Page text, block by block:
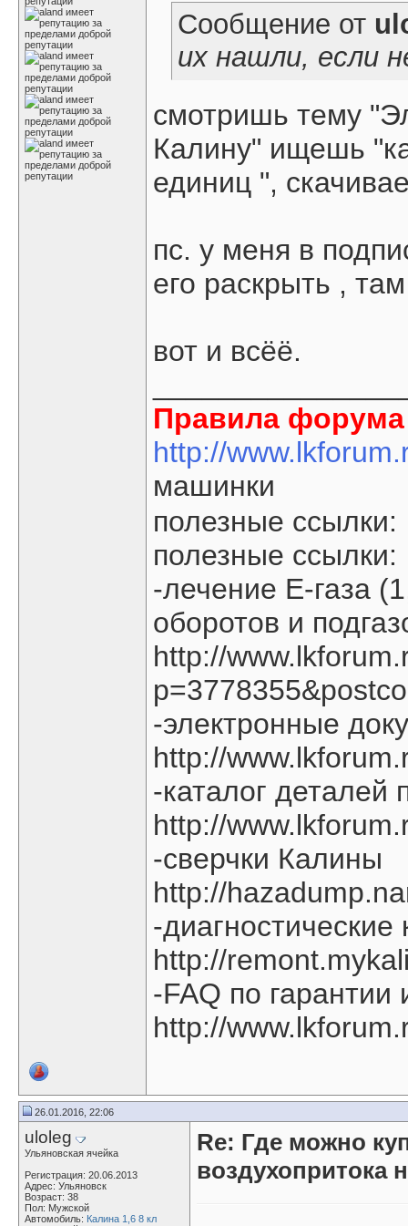
Сообщение от
их нашли, если
смотришь тему
Калину" ищешь
единиц ",
пс. у меня в
его раскрыть ,
вот и всёё.
Правила
http://
машинки
полезные ссылки:
полезные ссылки:
-лечение Е-газа
оборотов и
http://
-электронные
http://
-каталог деталей
http://
-сверчки Калины
http://
-
http://
-FAQ по гарантии
http://
26.01.2016, 22:06
uloleg
Ульяновская ячейка
Регистрация: 20.06.2013
Адрес: Ульяновск
Возраст: 38
Пол: Мужской
Автомобиль: Калина 1,6 8 кл
Re: Где можно
воздухопритока